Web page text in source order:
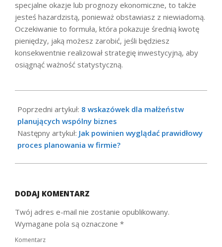
specjalne okazje lub prognozy ekonomiczne, to także
jesteś hazardzistą, ponieważ obstawiasz z niewiadomą.
Oczekiwanie to formuła, która pokazuje średnią kwotę
pieniędzy, jaką możesz zarobić, jeśli będziesz
konsekwentnie realizował strategię inwestycyjną, aby
osiągnąć ważność statystyczną.
07-
07
Poprzedni artykuł: 8 wskazówek dla małżeństw
planujących wspólny biznes
Następny artykuł: Jak powinien wyglądać prawidłowy
proces planowania w firmie?
DODAJ KOMENTARZ
Twój adres e-mail nie zostanie opublikowany.
Wymagane pola są oznaczone *
Komentarz